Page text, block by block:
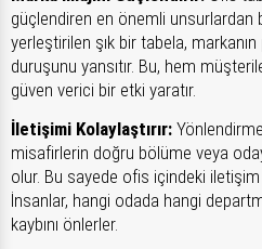
güçlendiren en önemli unsurlardan
yerleştirilen şık bir tabela,
duruşunu yansıtır. Bu, hem
güven verici bir etki yaratır.
İletişimi Kolaylaştırır:
misafirlerin doğru bölüme veya
olur. Bu sayede ofis içindeki iletişim
İnsanlar, hangi odada hangi
kaybını önlerler.